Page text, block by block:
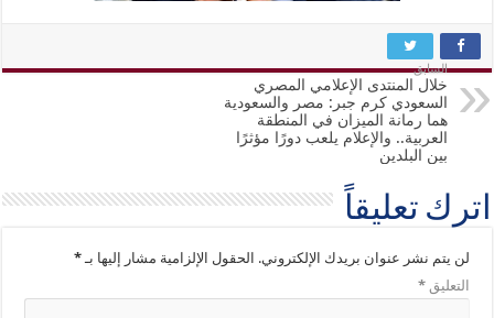
السابق
خلال المنتدى الإعلامي المصري
السعودي كرم جبر: مصر والسعودية
هما رمانة الميزان في المنطقة
العربية.. والإعلام يلعب دورًا مؤثرًا
بين البلدين
اترك تعليقاً
لن يتم نشر عنوان بريدك الإلكتروني. الحقول الإلزامية مشار إليها بـ*
التعليق*